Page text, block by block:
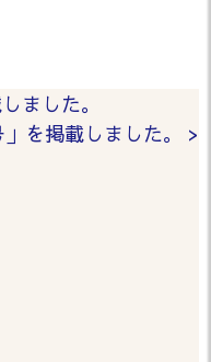
ました。
」を掲載しました。 >